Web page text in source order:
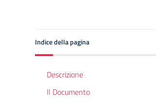
Indice della pagina
Descrizione
Il Documento